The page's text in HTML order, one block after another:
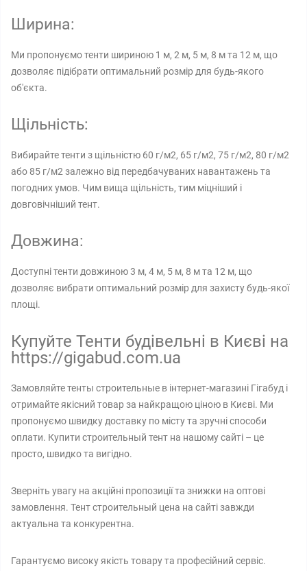
Ширина:
Ми пропонуємо тенти шириною 1 м, 2 м, 5 м, 8 м та 12 м, що
дозволяє підібрати оптимальний розмір для будь-якого
об'єкта.
Щільність:
Вибирайте тенти з щільністю 60 г/м2, 65 г/м2, 75 г/м2, 80 г/м2
або 85 г/м2 залежно від передбачуваних навантажень та
погодних умов. Чим вища щільність, тим міцніший і
довговічніший тент.
Довжина:
Доступні тенти довжиною 3 м, 4 м, 5 м, 8 м та 12 м, що
дозволяє вибрати оптимальний розмір для захисту будь-якої
площі.
Купуйте Тенти будівельні в Києві на
https://gigabud.com.ua
Замовляйте тенты строительные в інтернет-магазині Гігабуд і
отримайте якісний товар за найкращою ціною в Києві. Ми
пропонуємо швидку доставку по місту та зручні способи
оплати. Купити строительный тент на нашому сайті – це
просто, швидко та вигідно.
Зверніть увагу на акційні пропозиції та знижки на оптові
замовлення. Тент строительный цена на сайті завжди
актуальна та конкурентна.
Гарантуємо високу якість товару та професійний сервіс.